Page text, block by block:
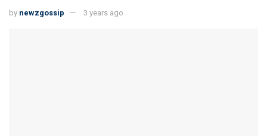
by newzgossip 3 years ago